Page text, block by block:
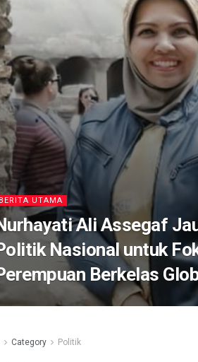
BERITA UTAMA
Ali Assegaf
Nasional untuk
Berkelas
Category Politik